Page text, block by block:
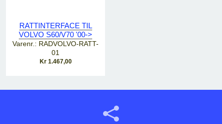
RATTINTERFACE TIL
VOLVO S60/V70 '00->
Varenr.: RADVOLVO-RATT-
01
Kr 1.467,00